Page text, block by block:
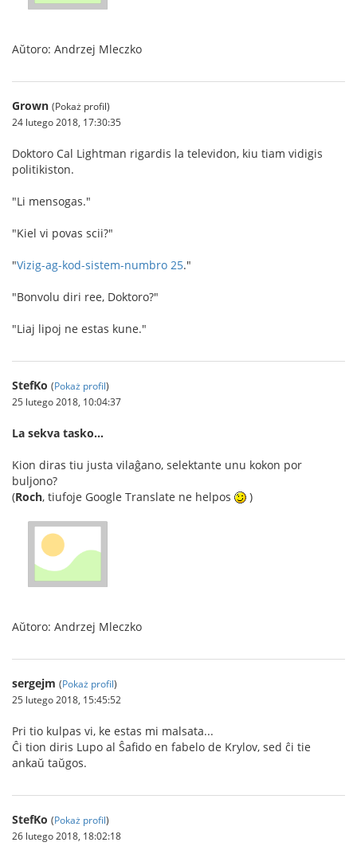
Aŭtoro: Andrzej Mleczko
Grown (Pokaż profil)
24 lutego 2018, 17:30:35
Doktoro Cal Lightman rigardis la televidon, kiu tiam vidigis
politikiston.
"Li mensogas."
"Kiel vi povas scii?"
"Vizig-ag-kod-sistem-numbro 25."
"Bonvolu diri ree, Doktoro?"
"Liaj lipoj ne estas kune."
StefKo (Pokaż profil)
25 lutego 2018, 10:04:37
La sekva tasko…
Kion diras tiu justa vilaĝano, selektante unu kokon por
buljono?
(Roch, tiufoje Google Translate ne helpos )
Aŭtoro: Andrzej Mleczko
sergejm (Pokaż profil)
25 lutego 2018, 15:45:52
Pri tio kulpas vi, ke estas mi malsata...
Ĉi tion diris Lupo al Ŝafido en fabelo de Krylov, sed ĉi tie
ankaŭ taŭgos.
StefKo (Pokaż profil)
26 lutego 2018, 18:02:18